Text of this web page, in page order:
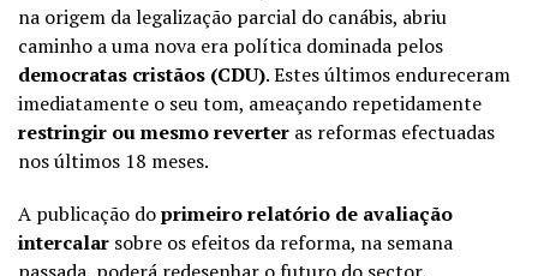
na origem da legalização parcial do canábis, abriu
caminho a uma nova era política dominada pelos
democratas cristãos (CDU). Estes últimos endureceram
imediatamente o seu tom, ameaçando repetidamente
restringir ou mesmo reverter as reformas efectuadas
nos últimos 18 meses.
A publicação doprimeiro relatório de avaliação
intercalar sobre os efeitos da reforma, na semana